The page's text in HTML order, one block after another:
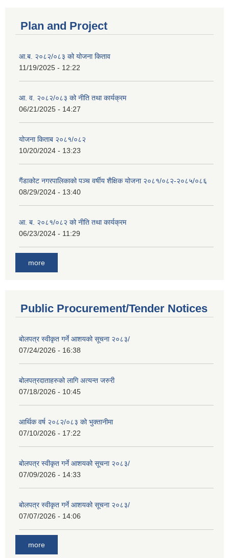
Plan and Project
आ.ब. २०८२/०८३ को योजना किताव
11/19/2025 - 12:22
आ. व. २०८२/०८३ को नीति तथा कार्यक्रम
06/21/2025 - 14:27
योजना किताब २०८१/०८२
10/20/2024 - 13:23
गैंडाकोट नगरपालिकाको पञ्च वर्षीय शैक्षिक योजना २०८१/०८२-२०८५/०८६
08/29/2024 - 13:40
आ. ब. २०८१/०८२ को नीति तथा कार्यक्रम
06/23/2024 - 11:29
more
Public Procurement/Tender Notices
बोलपत्र स्वीकृत गर्ने आशयको सूचना २०८३/
07/24/2026 - 16:38
बोलपत्रदाताहरुको लागि अत्यन्त जरुरी
07/18/2026 - 10:45
आर्थिक वर्ष २०८२/०८३ को भुक्तानीमा
07/10/2026 - 17:22
बोलपत्र स्वीकृत गर्ने आशयको सूचना २०८३/
07/09/2026 - 14:33
बोलपत्र स्वीकृत गर्ने आशयको सूचना २०८३/
07/07/2026 - 14:06
more